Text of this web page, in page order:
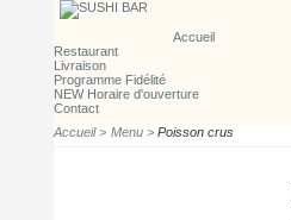
Accueil
Restaurant
Livraison
Programme Fidélité
NEW Horaire d'ouverture
Contact
Accueil > Menu > Poisson crus